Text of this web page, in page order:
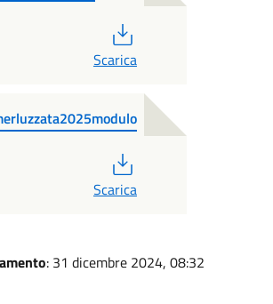
Scarica
Scarica
: 31 dicembre 2024, 08:32